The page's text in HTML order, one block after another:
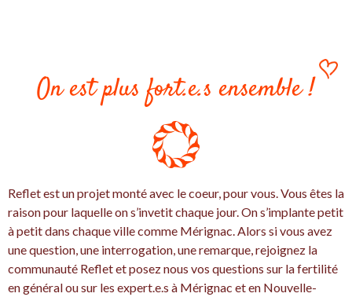
On est plus fort.e.s ensemble !
Reflet est un projet monté avec le coeur, pour vous. Vous êtes la
raison pour laquelle on s’invetit chaque jour. On s’implante petit
à petit dans chaque ville comme Mérignac. Alors si vous avez
une question, une interrogation, une remarque, rejoignez la
communauté Reflet et posez nous vos questions sur la fertilité
en général ou sur les expert.e.s à Mérignac et en Nouvelle-